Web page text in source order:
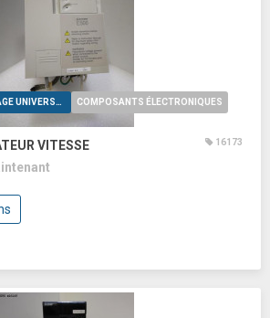
ACCESSOIRES-OUTILLAGE UNIVERSELS COMPOSANTS ÉLECTRONIQUES
VITESSE 16173